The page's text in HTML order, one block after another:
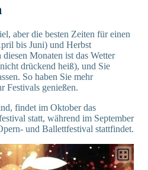
aber die besten Zeiten für einen
bis Juni) und Herbst
Monaten ist das Wetter
drückend heiß), und Sie
So haben Sie mehr
Festivals genießen.
findet im Oktober das
statt, während im September
und Ballettfestival stattfindet.